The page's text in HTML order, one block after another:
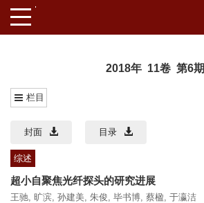
2018年 11卷 第6期
栏目
封面 目录
综述
超小自聚焦光纤探头的研究进展
王驰, 旷滨, 孙建美, 朱俊, 毕书博, 蔡楹, 于瀛洁